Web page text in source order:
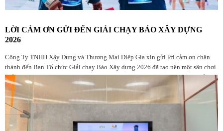
LỜI CẢM ƠN GỬI ĐẾN GIẢI CHẠY BÁO XÂY DỰNG
2026
Công Ty TNHH Xây Dựng và Thương Mại Diệp Gia xin gửi lời cảm ơn chân
thành đến Ban Tổ chức Giải chạy Báo Xây dựng 2026 đã tạo nên một sân chơi
thể thao ý nghĩa, chuyên nghiệp và giàu giá trị nhân văn dành cho cộng đồng
yêu chạy bộ, đặc biệt là những người đang làm việc trong ngành Xây dựng.